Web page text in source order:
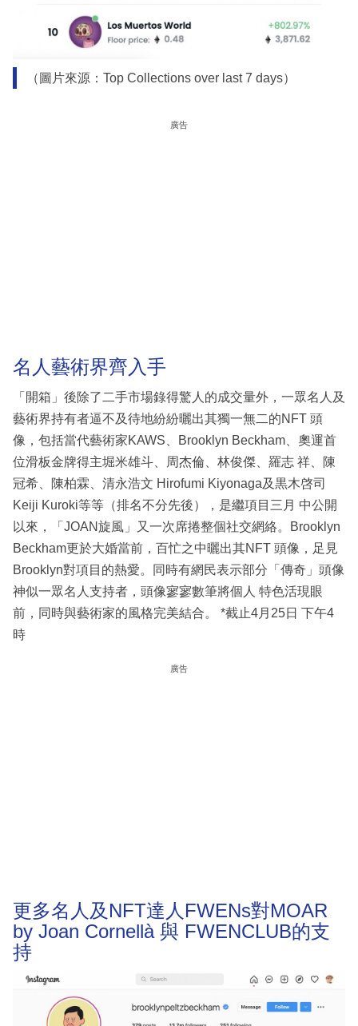
（圖片來源：Top Collections over last 7 days）
廣告
名人藝術界齊入手
「開箱」後除了二手市場錄得驚人的成交量外，一眾名人及
藝術界持有者逼不及待地紛紛曬出其獨一無二的NFT 頭
像，包括當代藝術家KAWS、Brooklyn Beckham、奧運首
位滑板金牌得主堀米雄斗、周杰倫、林俊傑、羅志 祥、陳
冠希、陳柏霖、清永浩文 Hirofumi Kiyonaga及黒木啓司
Keiji Kuroki等等（排名不分先後），是繼項目三月 中公開
以來，「JOAN旋風」又一次席捲整個社交網絡。Brooklyn
Beckham更於大婚當前，百忙之中曬出其NFT 頭像，足見
Brooklyn對項目的熱愛。同時有網民表示部分「傳奇」頭像
神似一眾名人支持者，頭像寥寥數筆將個人 特色活現眼
前，同時與藝術家的風格完美結合。 *截止4月25日 下午4
時
廣告
更多名人及NFT達人FWENs對MOAR
by Joan Cornellà 與 FWENCLUB的支
持